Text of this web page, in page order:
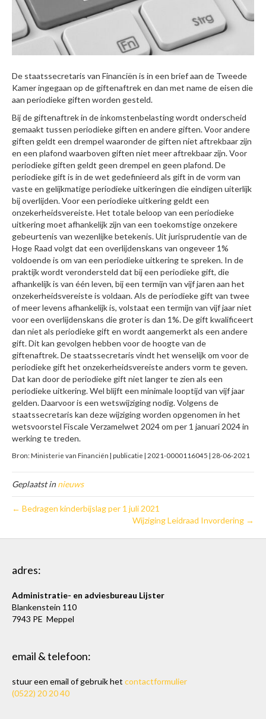
De staatssecretaris van Financiën is in een brief aan de Tweede
Kamer ingegaan op de giftenaftrek en dan met name de eisen die
aan periodieke giften worden gesteld.
Bij de giftenaftrek in de inkomstenbelasting wordt onderscheid
gemaakt tussen periodieke giften en andere giften. Voor andere
giften geldt een drempel waaronder de giften niet aftrekbaar zijn
en een plafond waarboven giften niet meer aftrekbaar zijn. Voor
periodieke giften geldt geen drempel en geen plafond. De
periodieke gift is in de wet gedefinieerd als gift in de vorm van
vaste en gelijkmatige periodieke uitkeringen die eindigen uiterlijk
bij overlijden. Voor een periodieke uitkering geldt een
onzekerheidsvereiste. Het totale beloop van een periodieke
uitkering moet afhankelijk zijn van een toekomstige onzekere
gebeurtenis van wezenlijke betekenis. Uit jurisprudentie van de
Hoge Raad volgt dat een overlijdenskans van ongeveer 1%
voldoende is om van een periodieke uitkering te spreken. In de
praktijk wordt verondersteld dat bij een periodieke gift, die
afhankelijk is van één leven, bij een termijn van vijf jaren aan het
onzekerheidsvereiste is voldaan. Als de periodieke gift van twee
of meer levens afhankelijk is, volstaat een termijn van vijf jaar niet
voor een overlijdenskans die groter is dan 1%. De gift kwalificeert
dan niet als periodieke gift en wordt aangemerkt als een andere
gift. Dit kan gevolgen hebben voor de hoogte van de
giftenaftrek. De staatssecretaris vindt het wenselijk om voor de
periodieke gift het onzekerheidsvereiste anders vorm te geven.
Dat kan door de periodieke gift niet langer te zien als een
periodieke uitkering. Wel blijft een minimale looptijd van vijf jaar
gelden. Daarvoor is een wetswijziging nodig. Volgens de
staatssecretaris kan deze wijziging worden opgenomen in het
wetsvoorstel Fiscale Verzamelwet 2024 om per 1 januari 2024 in
werking te treden.
Bron: Ministerie van Financiën | publicatie | 2021-0000116045 | 28-06-2021
Geplaatst innieuws
← Bedragen kinderbijslag per 1 juli 2021
Wijziging Leidraad Invordering →
adres:
Administratie- en adviesbureau Lijster
Blankenstein 110
7943 PE Meppel
email & telefoon:
stuur een email of gebruik het contactformulier
(0522) 20 20 40